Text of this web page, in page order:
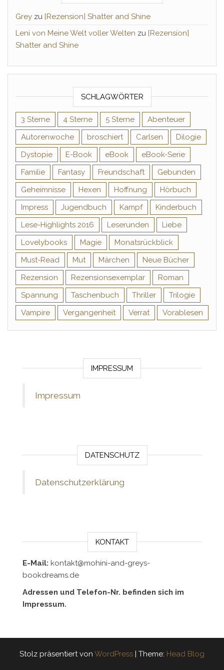
Grey zu [Rezension] Shatter and Shine
Leni von Meine Welt voller Welten zu [Rezension]
Shatter and Shine
SCHLAGWÖRTER
3 Sterne 4 Sterne 5 Sterne
Abenteuer
Autorenwoche
broschiert Carlsen
Dilogie
Dystopie
E-Book eBook
eBook-Serie
Familie
Fantasy Freundschaft
Gebunden
Geheimnisse
Hexen Hoffnung
Hörbuch
Impress
Jugendbuch Kampf
Kinderbuch
Lese-Highlights 2016
Leserunden
Liebe
Lovelybooks
Magie
Monatsrückblick
Must-Read
Mut Märchen
Neue Bücher
Rezension
Rezensionsexemplar
Roman
Spannung
Taschenbuch Thriller
Trilogie
Vampire
Vergangenheit Verrat Vorablesen
IMPRESSUM
Impressum
DATENSCHUTZ
Datenschutzerklärung
KONTAKT
E-Mail: kontakt@mohini-and-greys-
bookdreams.de
Adressen und Telefon-Nr. befinden sich im
Impressum.
Stolz präsentiert von WordPress | Theme: Head Blog